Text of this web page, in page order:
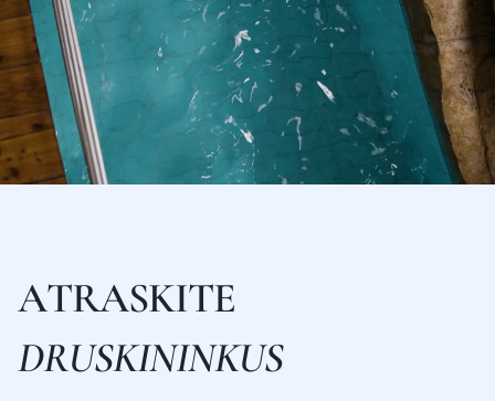
ATRASKITE
DRUSKININKUS